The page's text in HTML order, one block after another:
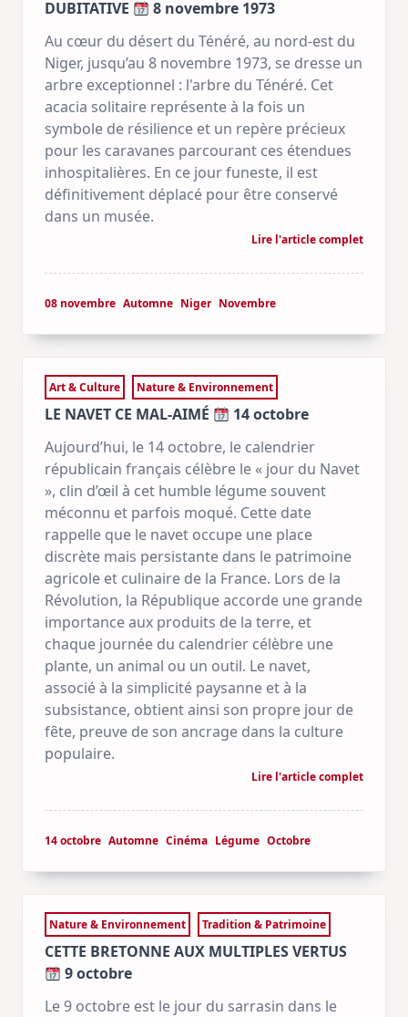
DUBITATIVE
8 novembre 1973
Au cœur du désert du Ténéré, au nord-est du
Niger, jusqu’au 8 novembre 1973, se dresse un
arbre exceptionnel : l'arbre du Ténéré. Cet
acacia solitaire représente à la fois un
symbole de résilience et un repère précieux
pour les caravanes parcourant ces étendues
inhospitalières. En ce jour funeste, il est
définitivement déplacé pour être conservé
dans un musée.
Lire l'article complet
08 novembre Automne Niger Novembre
Art & Culture Nature & Environnement
LE NAVET CE MAL-AIMÉ
14 octobre
Aujourd’hui, le 14 octobre, le calendrier
républicain français célèbre le « jour du Navet
», clin d’œil à cet humble légume souvent
méconnu et parfois moqué. Cette date
rappelle que le navet occupe une place
discrète mais persistante dans le patrimoine
agricole et culinaire de la France. Lors de la
Révolution, la République accorde une grande
importance aux produits de la terre, et
chaque journée du calendrier célèbre une
plante, un animal ou un outil. Le navet,
associé à la simplicité paysanne et à la
subsistance, obtient ainsi son propre jour de
fête, preuve de son ancrage dans la culture
populaire.
Lire l'article complet
14 octobre Automne Cinéma Légume Octobre
Nature & Environnement Tradition & Patrimoine
CETTE BRETONNE AUX MULTIPLES VERTUS
9 octobre
Le 9 octobre est le jour du sarrasin dans le